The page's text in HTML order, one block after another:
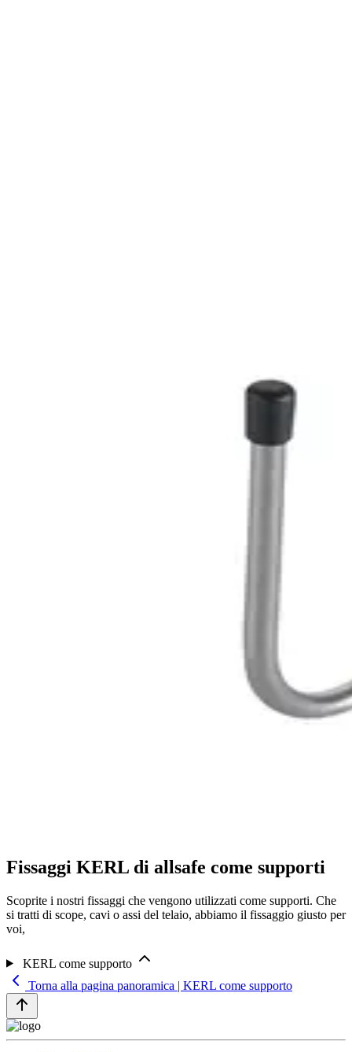
Fissaggi KERL di allsafe come supporti
Scoprite i nostri fissaggi che vengono utilizzati come supporti. Che
si tratti di scope, cavi o assi del telaio, abbiamo il fissaggio giusto per
voi,
KERL come supporto
Torna alla pagina panoramica | KERL come supporto